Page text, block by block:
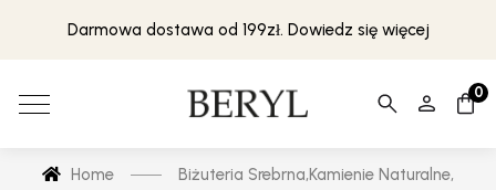
Darmowa dostawa od 199zł. Dowiedz się więcej
0
Home Biżuteria Srebrna,Kamienie Naturalne,